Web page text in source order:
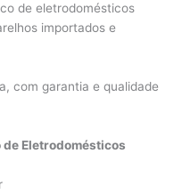
de eletrodomésticos
importados e
com garantia e qualidade
Eletrodomésticos